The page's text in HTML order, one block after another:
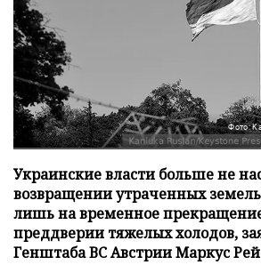
Фото:
Украинские власти больше не
возвращении утраченных
лишь на временное
преддверии тяжелых холодов,
Генштаба ВС Австрии Маркус